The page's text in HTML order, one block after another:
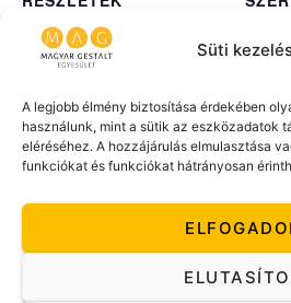
Süti
A legjobb élmény biztosítása érdekében
használunk, mint a sütik az eszközadatok
eléréséhez. A hozzájárulás elmulasztása
funkciókat és funkciókat hátrányosan
Dátum:
szeptember 17
18:30 - 20:00
Összeg:
Esemény kategóriák:
Gestalt Kóstoló,